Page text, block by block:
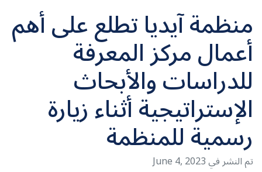
منظمة آيديا تطلع على أهم
أعمال مركز المعرفة
للدراسات والأبحاث
الإستراتيجية أثناء زيارة
رسمية للمنظمة
June 4, 2023 تم النشر في